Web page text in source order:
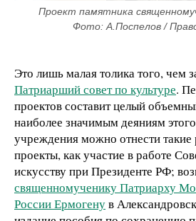
Проект памятника
Фото: А.Поспелов /
Это лишь малая толика того, чем
Патриарший совет по культуре.
проектов составит целый
наиболее значимым деяниям
учреждения можно отнести такие
проекты, как участие в работе
искусству при Президенте РФ;
священномученику Патриарху
России Ермогенув